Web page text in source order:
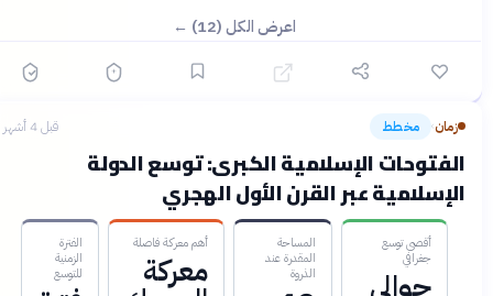
اعرض الكل (12) ←
زمان› مخطط قبل 4 أشهر
الفتوحات الإسلامية الكبرى: توسع الدولة
الإسلامية عبر القرن الأول الهجري
أقصى توسع
جغرافي
حوالي
المساحة
المقدرة عند
الذروة
أهم معركة فاصلة
معركة
الفترة
الزمنية
للتوسع